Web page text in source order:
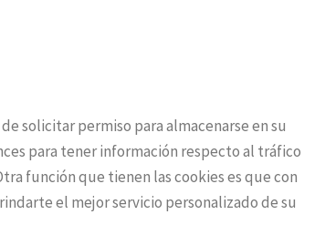
solicitar permiso para almacenarse en su
para tener información respecto al tráfico
función que tienen las cookies es que con
el mejor servicio personalizado de su